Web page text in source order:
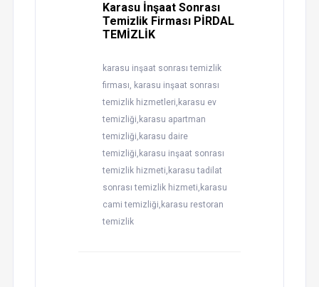
Karasu İnşaat Sonrası
Temizlik Firması PİRDAL
TEMİZLİK
karasu inşaat sonrası temizlik
firması, karasu inşaat sonrası
temizlik hizmetleri,karasu ev
temizliği,karasu apartman
temizliği,karasu daire
temizliği,karasu inşaat sonrası
temizlik hizmeti,karasu tadilat
sonrası temizlik hizmeti,karasu
cami temizliği,karasu restoran
temizlik